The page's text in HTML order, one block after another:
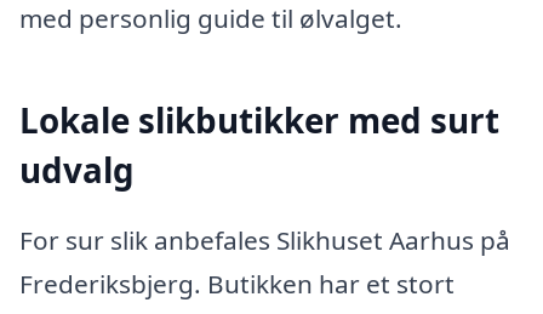
med personlig guide til ølvalget.
Lokale slikbutikker med surt
udvalg
For sur slik anbefales Slikhuset Aarhus på
Frederiksbjerg. Butikken har et stort